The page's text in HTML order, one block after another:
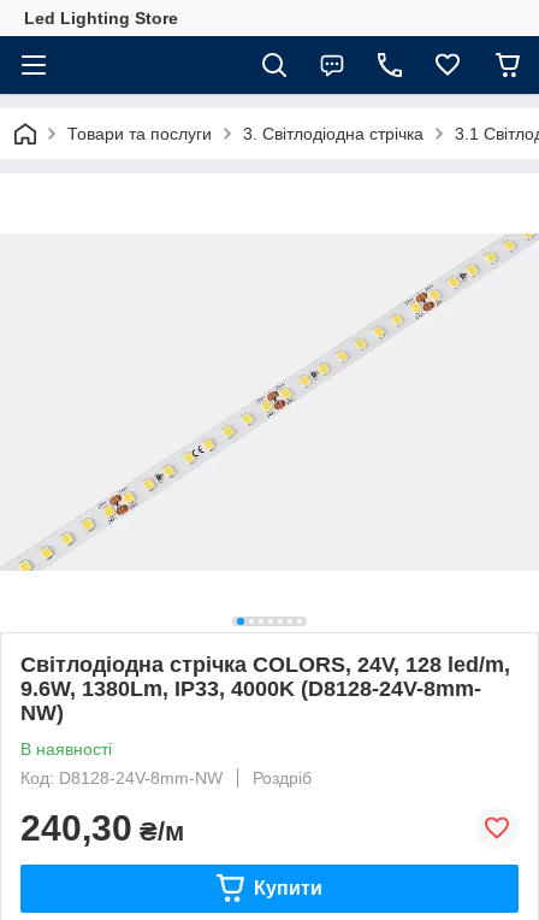
Led Lighting Store
Товари та послуги 3. Світлодіодна стрічка 3.1
Світлодіодна стрічка COLORS, 24V, 128 led/m,
9.6W, 1380Lm, IP33, 4000K (D8128-24V-8mm-
NW)
В наявності
Код: D8128-24V-8mm-NW
Роздріб
240,30 ₴/м
Купити